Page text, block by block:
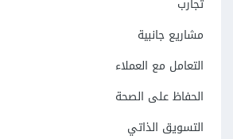
تجارب
مشاريع جانبية
التعامل مع العملاء
الحفاظ على الصحة
التسويق الذاتي